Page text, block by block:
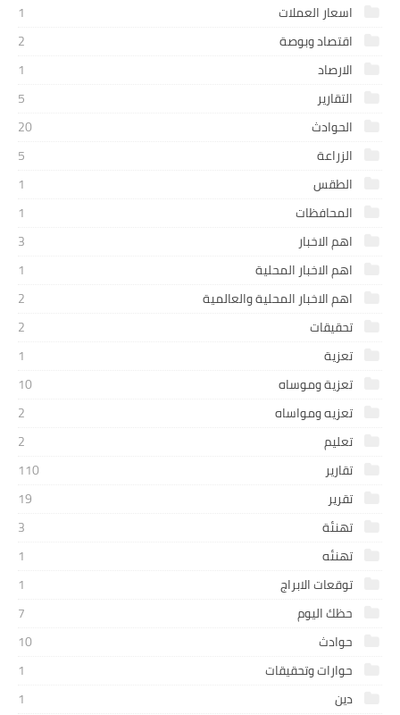
اسعار العملات
1
اقتصاد وبوصة
2
الارصاد
1
التقارير
5
الحوادث
20
الزراعة
5
الطقس
1
المحافظات
1
اهم الاخبار
3
اهم الاخبار المحلية
1
اهم الاخبار المحلية والعالمية
2
تحقيقات
2
تعزية
1
تعزية وموساه
10
تعزيه ومواساه
2
تعليم
2
تقارير
110
تقرير
19
تهنئة
3
تهنئه
1
توقعات الابراج
1
حظك اليوم
7
حوادث
10
حوارات وتحقيقات
1
دين
1